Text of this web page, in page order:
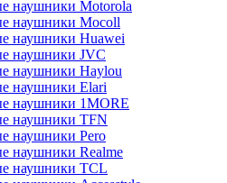
наушники Motorola
наушники Mocoll
наушники Huawei
наушники JVC
наушники Haylou
наушники Elari
наушники 1MORE
наушники TFN
наушники Pero
наушники Realme
наушники TCL